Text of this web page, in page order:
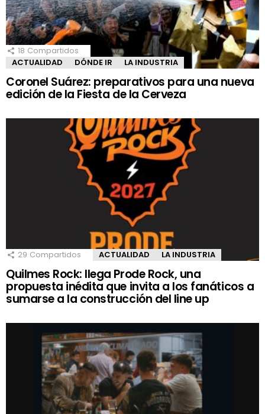
18 Compartidos
ACTUALIDAD
DÓNDE IR LA INDUSTRIA
Coronel Suárez: preparativos para una nueva
edición de la Fiesta de la Cerveza
29 Compartidos ACTUALIDAD LA INDUSTRIA
Quilmes Rock: llega Prode Rock, una
propuesta inédita que invita a los fanáticos a
sumarse a la construcción del line up